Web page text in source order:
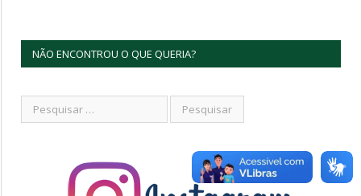
NÃO ENCONTROU O QUE QUERIA?